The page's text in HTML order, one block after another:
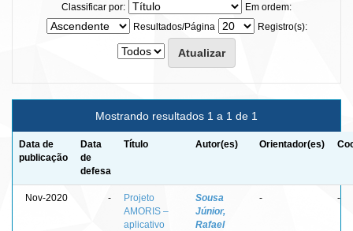
Classificar por:
Em ordem:
Resultados/Página
Registro(s):
Mostrando resultados 1 a 1 de 1
Data de
publicação
Data
de
defesa
Título Autor(es) Orientador(es)
Nov-2020 -
Projeto
AMORIS –
aplicativo
Sousa
Júnior,
Rafael
- -